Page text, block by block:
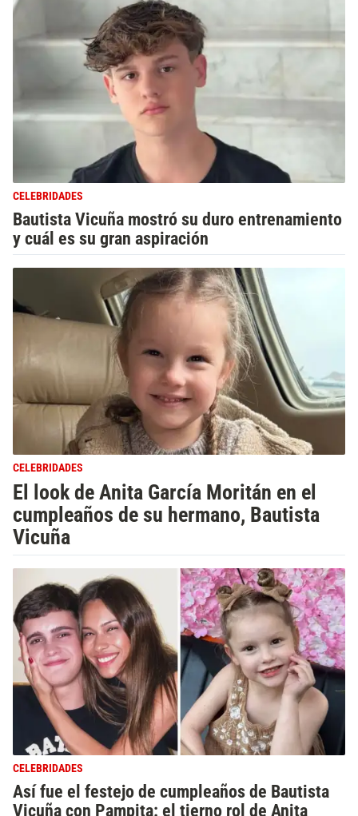
CELEBRIDADES
Bautista Vicuña mostró su duro entrenamiento
y cuál es su gran aspiración
CELEBRIDADES
El look de Anita García Moritán en el
cumpleaños de su hermano, Bautista
Vicuña
CELEBRIDADES
Así fue el festejo de cumpleaños de Bautista
Vicuña con Pampita: el tierno rol de Anita